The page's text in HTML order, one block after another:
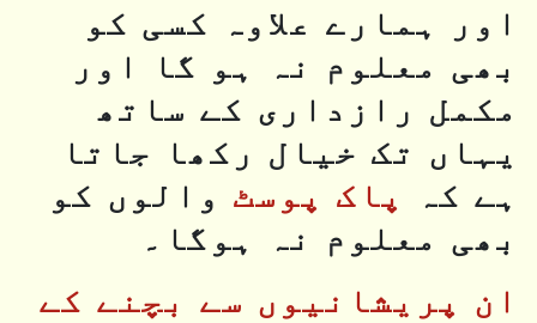
اور ہمارے علاوہ کسی کو
بھی معلوم نہ ہو گا اور
مکمل رازداری کے ساتھ
یہاں تک خیال رکھا جاتا
ہے کہ
پاک پوسٹ والوں کو
بھی معلوم نہ ہوگا۔
ان پریشانیوں سے بچنے کے